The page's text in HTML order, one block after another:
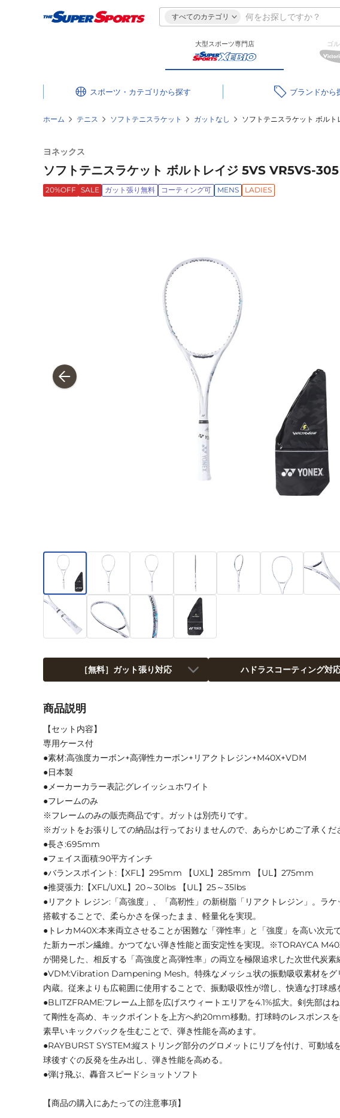
すべてのカテゴリ
大型スポーツ専門店 ゴ
スポーツ・カテゴリ ブランド
ホーム テニス ソフトテニスラケット ガットなし ソフトテニスラケット ボル
ヨネックス
ソフトテニスラケット ボルトレイジ 5VS VR5VS-
20%OFF SALE ガット張り無料 コーティング可 MENS LADIES
［無料］ガット張り対応 ハドラスコーティング対
商品説明
【セット内容】
専用ケース付
●素材:高強度カーボン+高弾性カーボン+リアクトレジン+M40X+VDM
●日本製
●メーカーカラー表記:グレイッシュホワイト
●フレームのみ
※フレームのみの販売商品です。ガットは別売りです。
※ガットをお張りしての納品は行っておりませんので、あらかじめご了承くだ
●長さ:695mm
●フェイス面積:90平方インチ
●バランスポイント:【XFL】295mm 【UXL】285mm 【UL】275mm
●推奨張力:【XFL/UXL】20～30lbs 【UL】25～35lbs
●リアクト レジン:「高強度」、「高靭性」の新樹脂「リアクトレジン」。ラケ
搭載することで、柔らかさを保ったまま、軽量化を実現。
●トレカM40X:本来両立させることが困難な「弾性率」と「強度」を高い次元
た新カーボン繊維。かつてない弾き性能と面安定性を実現。※TORAYCA
が開発した、相反する「高強度と高弾性率」の両立を極限追求した次世代炭素
●VDM:Vibration Dampening Mesh。特殊なメッシュ状の振動吸収素材をグ
内蔵。従来よりも広範囲に使用することで、振動吸収性が増し、快適な打球感
●BLITZFRAME:フレーム上部を広げスウィートエリアを4.1%拡大。剣先部はね
て剛性を高め、キックポイントを上方へ約20mm移動。打球時のレスポンスを
素早いキックバックを生むことで、弾き性能を高めます。
●RAYBURST SYSTEM:縦ストリング部分のグロメットにリブを付け、可動域
球後すぐの反発を生み出し、弾き性能を高める。
●弾け飛ぶ、轟音スピードショットソフト
【商品の購入にあたっての注意事項】